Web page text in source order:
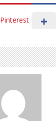
Pinterest